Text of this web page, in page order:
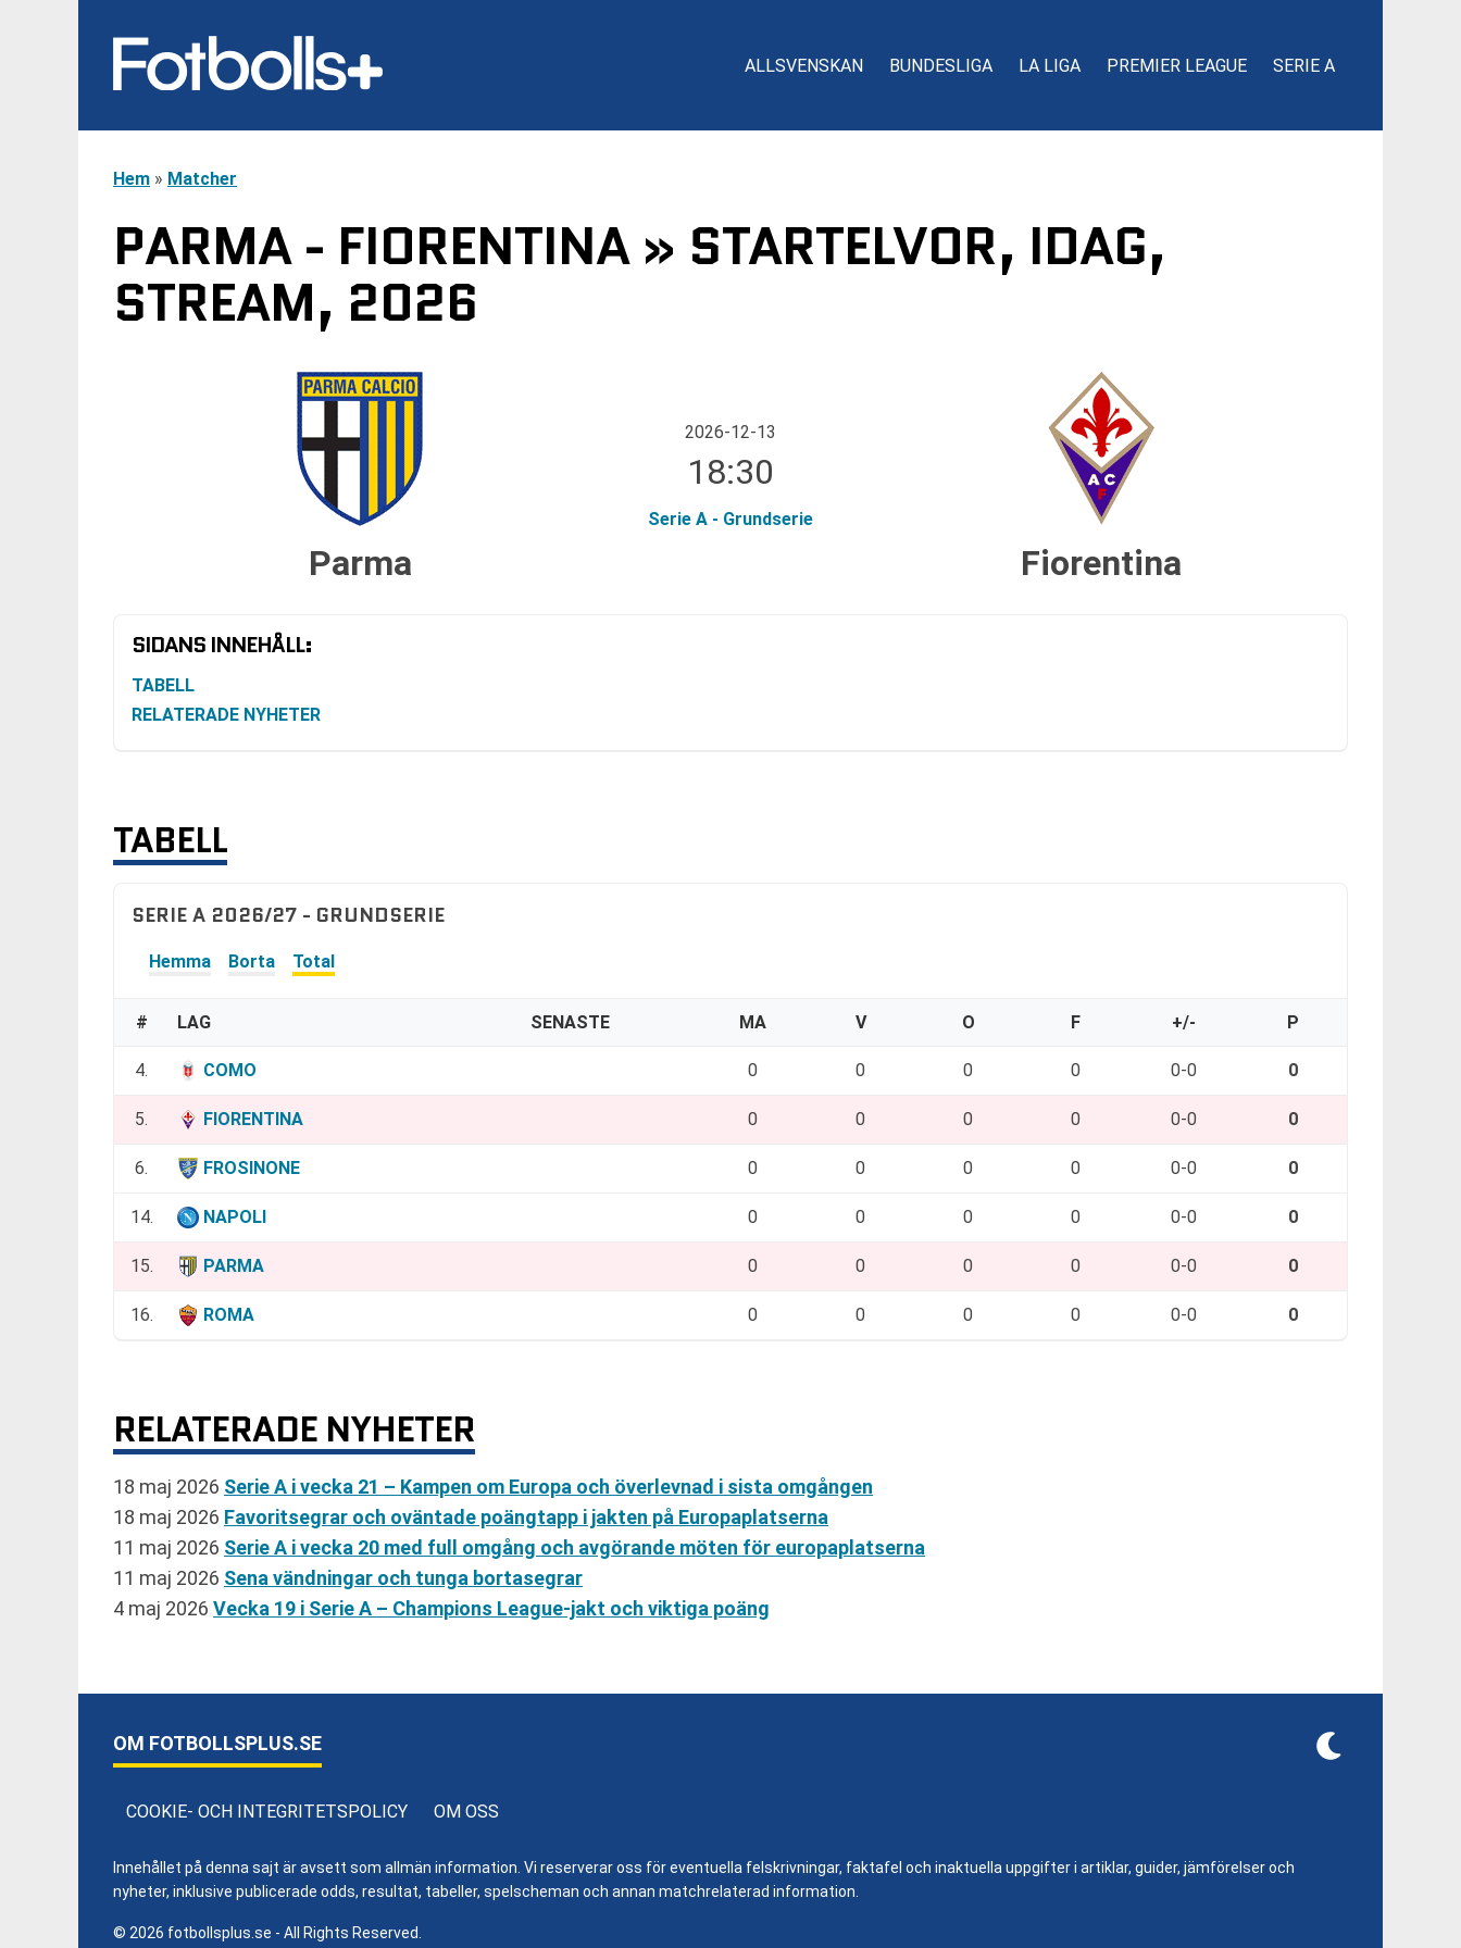
ALLSVENSKAN BUNDESLIGA LA LIGA PREMIER LEAGUE SERIE A
Hem » Matcher
PARMA - FIORENTINA » STARTELVOR, IDAG,
STREAM, 2026
Parma
2026-12-13
18:30
Serie A - Grundserie
Fiorentina
SIDANS INNEHÅLL:
TABELL
RELATERADE NYHETER
TABELL
SERIE A 2026/27 - GRUNDSERIE
Hemma Borta Total
# LAG SENASTE MA V O F +/- P
4. COMO 0 0 0 0 0-0 0
5. FIORENTINA 0 0 0 0 0-0 0
6. FROSINONE 0 0 0 0 0-0 0
14. NAPOLI 0 0 0 0 0-0 0
15. PARMA 0 0 0 0 0-0 0
16. ROMA 0 0 0 0 0-0 0
RELATERADE NYHETER
18 maj 2026 Serie A i vecka 21 – Kampen om Europa och överlevnad i sista omgången
18 maj 2026 Favoritsegrar och oväntade poängtapp i jakten på Europaplatserna
11 maj 2026 Serie A i vecka 20 med full omgång och avgörande möten för europaplatserna
11 maj 2026 Sena vändningar och tunga bortasegrar
4 maj 2026 Vecka 19 i Serie A – Champions League-jakt och viktiga poäng
OM FOTBOLLSPLUS.SE
COOKIE- OCH INTEGRITETSPOLICY OM OSS
Innehållet på denna sajt är avsett som allmän information. Vi reserverar oss för eventuella felskrivningar, faktafel och inaktuella uppgifter i artiklar, guider, jämförelser och
nyheter, inklusive publicerade odds, resultat, tabeller, spelscheman och annan matchrelaterad information.
© 2026 fotbollsplus.se - All Rights Reserved.